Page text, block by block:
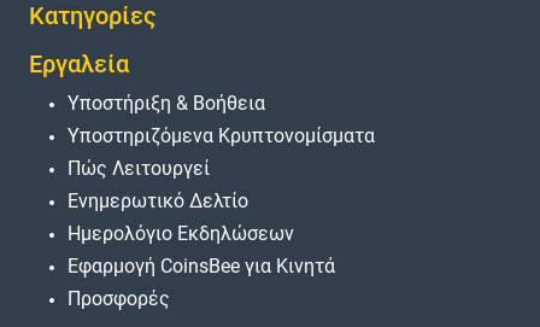
Κατηγορίες
Εργαλεία
Υποστήριξη & Βοήθεια
Υποστηριζόμενα Κρυπτονομίσματα
Πώς Λειτουργεί
Ενημερωτικό Δελτίο
Ημερολόγιο Εκδηλώσεων
Εφαρμογή CoinsBee για Κινητά
Προσφορές